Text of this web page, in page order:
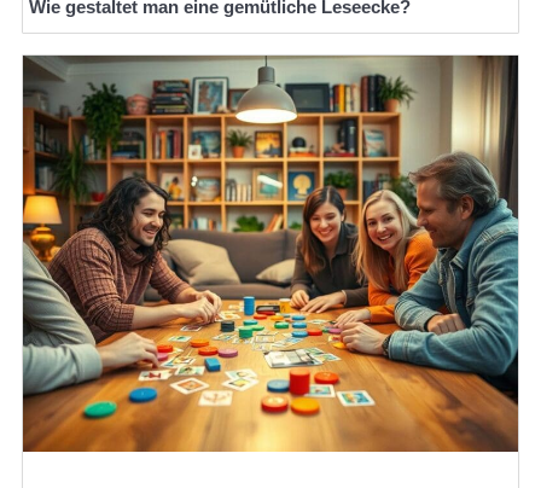
Wie gestaltet man eine gemütliche Leseecke?